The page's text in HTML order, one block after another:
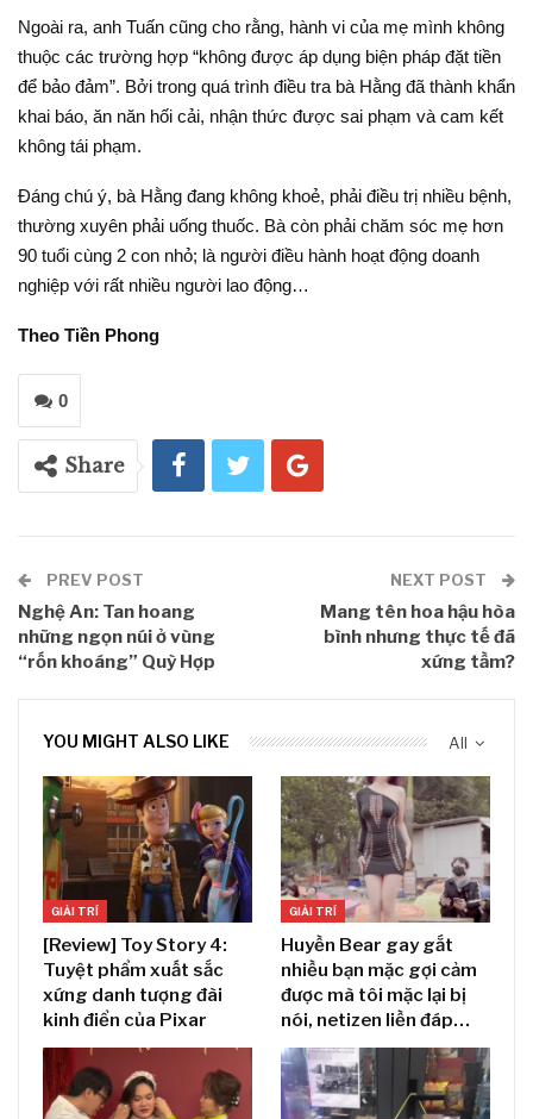
Ngoài ra, anh Tuấn cũng cho rằng, hành vi của mẹ mình không
thuộc các trường hợp “không được áp dụng biện pháp đặt tiền
để bảo đảm”. Bởi trong quá trình điều tra bà Hằng đã thành khẩn
khai báo, ăn năn hối cải, nhận thức được sai phạm và cam kết
không tái phạm.
Đáng chú ý, bà Hằng đang không khoẻ, phải điều trị nhiều bệnh,
thường xuyên phải uống thuốc. Bà còn phải chăm sóc mẹ hơn
90 tuổi cùng 2 con nhỏ; là người điều hành hoạt động doanh
nghiệp với rất nhiều người lao động…
Theo Tiền Phong
0
Share
PREV POST
Nghệ An: Tan hoang
những ngọn núi ở vùng
“rốn khoáng” Quỳ Hợp
NEXT POST
Mang tên hoa hậu hòa
bình nhưng thực tế đã
xứng tầm?
All
YOU MIGHT ALSO LIKE
GIẢI TRÍ
[Review] Toy Story 4:
Tuyệt phẩm xuất sắc
xứng danh tượng đài
kinh điển của Pixar
GIẢI TRÍ
Huyền Bear gay gắt
nhiều bạn mặc gợi cảm
được mà tôi mặc lại bị
nói, netizen liền đáp…